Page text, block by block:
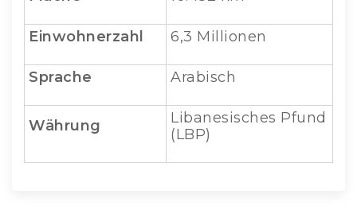
Einwohnerzahl 6,3 Millionen
Sprache Arabisch
Währung
Libanesisches Pfund
(LBP)